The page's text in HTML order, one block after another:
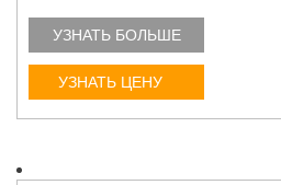
УЗНАТЬ БОЛЬШЕ
УЗНАТЬ ЦЕНУ